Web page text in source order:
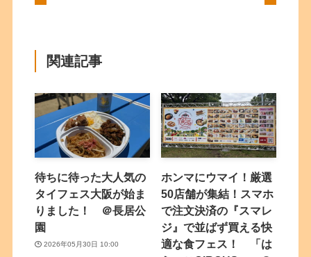
関連記事
待ちに待った大人気の
タイフェス大阪が始ま
りました！ ＠長居公
園
2026年05月30日 10:00
ホンマにウマイ！厳選
50店舗が集結！スマホ
で注文決済の『スマレ
ジ』で並ばず買える快
適な食フェス！ 「は